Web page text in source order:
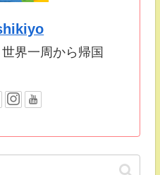
界一周から帰国